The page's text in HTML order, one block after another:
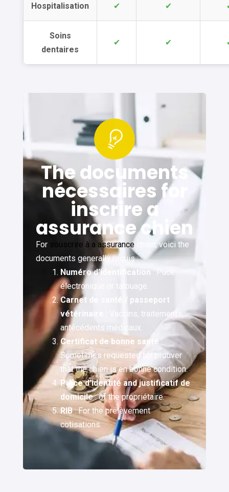
Hospitalisation ✔ ✔
Soins
dentaires
✔ ✔
The documents
nécessaires for
inscrire a
assurance chien
For souscrire à a assurance chien, voici the
documents generally requis :
Numéro d’identification : Puce
électronique or tatouage.
Carnet de santé / passeport
vétérinaire
: Vaccins, traitements,
antécédents médicaux.
Certificat de bonne santé :
Sometimes requested for prouver
that the chien is en bonne condition.
Pièce d’identité and justificatif de
domicile: of the propriétaire.
RIB: For the prélèvement
cotisations.